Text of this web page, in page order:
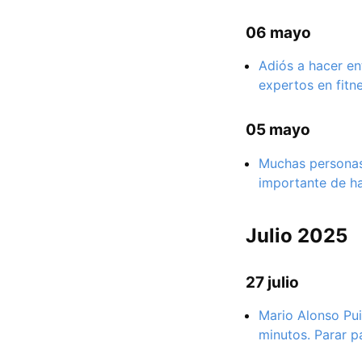
06 mayo
Adiós a hacer
expertos en
05 mayo
Muchas
importante de
Julio 2025
27 julio
Mario Alonso
minutos. Parar